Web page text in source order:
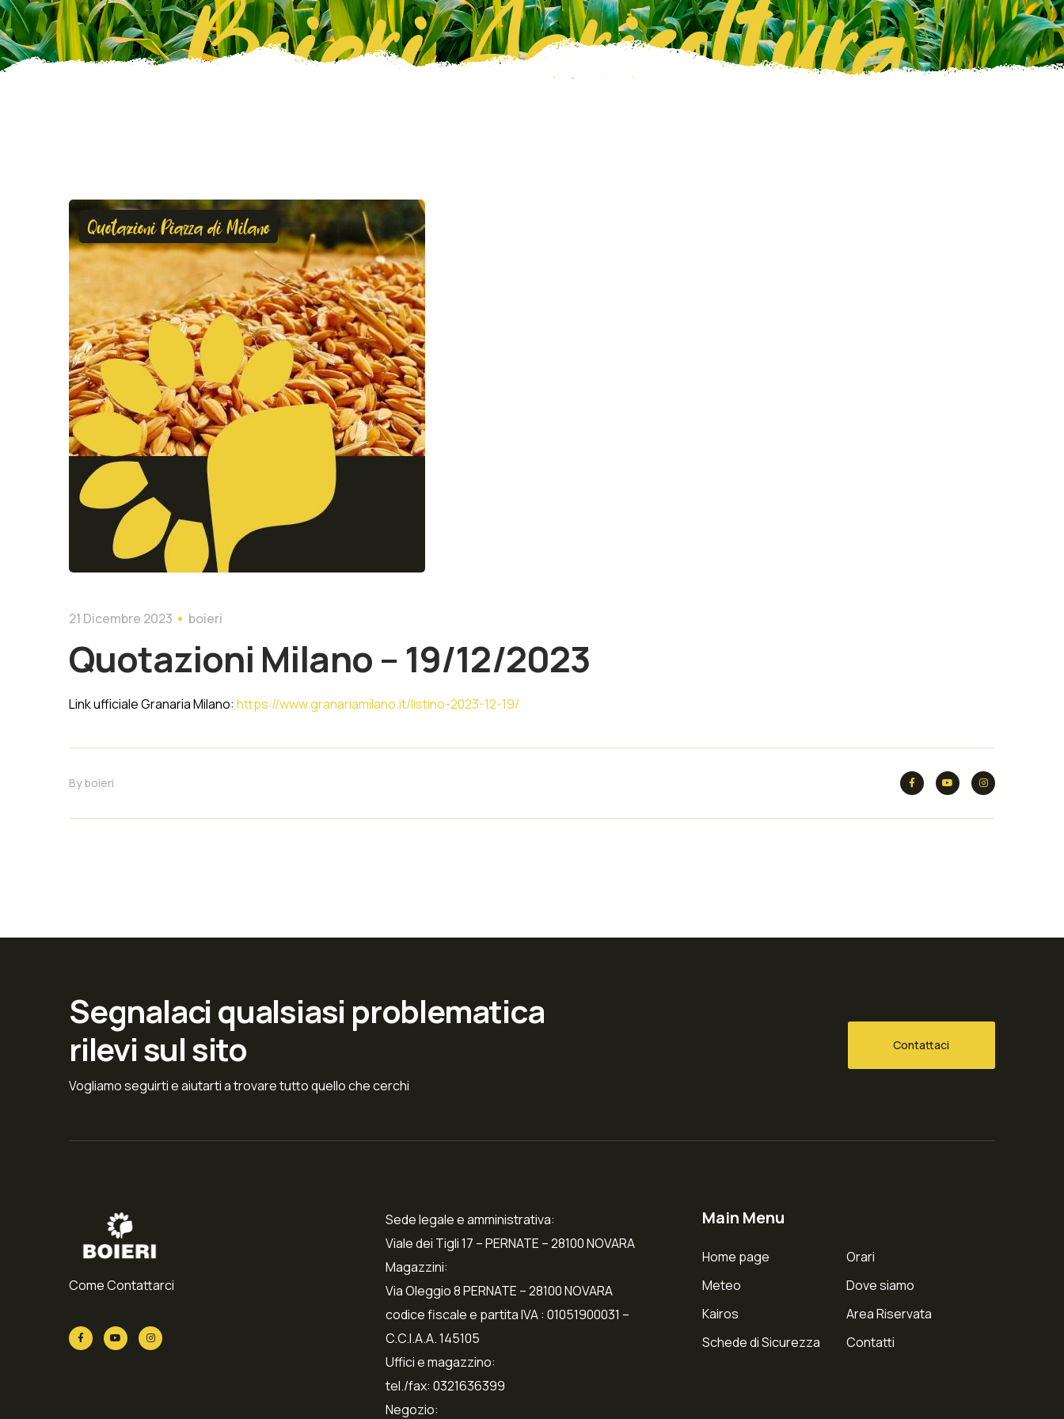
Boieri Agricoltura
Quotazioni Piazza di Milano
21 Dicembre 2023 boieri
Quotazioni Milano – 19/12/2023
Link ufficiale Granaria Milano: https://www.granariamilano.it/listino-2023-12-19/
Byboieri
Segnalaci qualsiasi problematica
rilevi sul sito
Vogliamo seguirti e aiutarti a trovare tutto quello che cerchi
Contattaci
Come Contattarci
Sede legale e amministrativa:
Viale dei Tigli 17 – PERNATE – 28100 NOVARA
Magazzini:
Via Oleggio 8 PERNATE – 28100 NOVARA
codice fiscale e partita IVA : 01051900031 –
C.C.I.A.A. 145105
Uffici e magazzino:
tel./fax: 0321636399
Negozio:
Main Menu
Home page
Meteo
Kairos
Schede di Sicurezza
Orari
Dove siamo
Area Riservata
Contatti